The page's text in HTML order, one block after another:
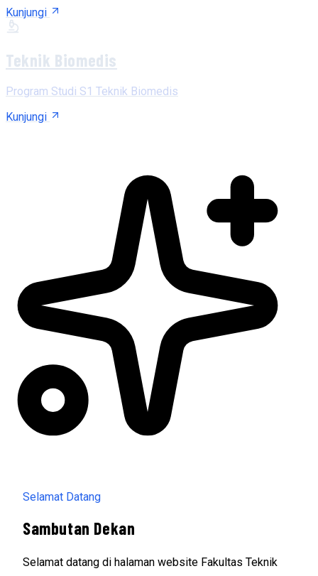
Kunjungi
Teknik Biomedis
Program Studi S1 Teknik Biomedis
Kunjungi
Selamat Datang
Sambutan Dekan
Selamat datang di halaman website Fakultas Teknik